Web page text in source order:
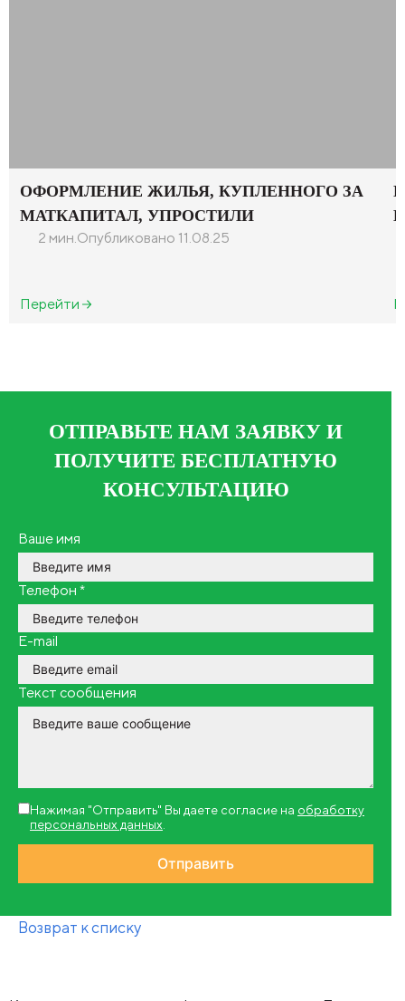
ОФОРМЛЕНИЕ ЖИЛЬЯ, КУПЛЕННОГО ЗА
МАТКАПИТАЛ, УПРОСТИЛИ
2 мин. Опубликовано 11.08.25
Перейти
ОТПРАВЬТЕ НАМ ЗАЯВКУ И
ПОЛУЧИТЕ БЕСПЛАТНУЮ
КОНСУЛЬТАЦИЮ
Ваше имя
Телефон *
E-mail
Текст сообщения
Нажимая "Отправить" Вы даете согласие на обработку
персональных данных
Возврат к списку